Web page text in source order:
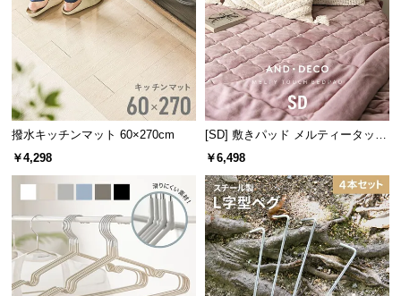
ゆとりのある天板サイズ
広すぎず狭すぎない、丁度いい天板サイズ。雑誌を広げたり、食器を
並べてもゆとりのある大きさです。
横幅
約110cm 約70cm
撥水キッチンマット 60×270cm
￥4,298
[SD] 敷きパッド メルティータッチ
マイクロファイバー
￥6,498